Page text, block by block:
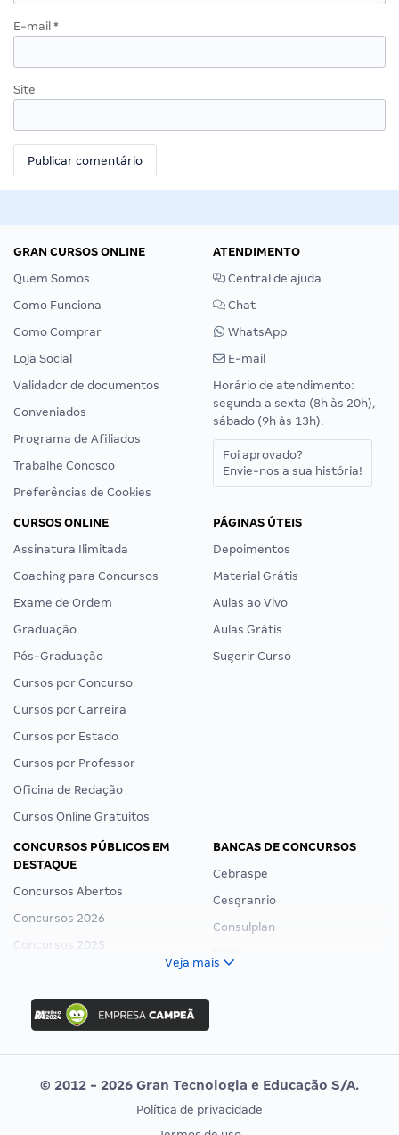
E-mail *
Site
GRAN CURSOS ONLINE
Quem Somos
Como Funciona
Como Comprar
Loja Social
Validador de documentos
Conveniados
Programa de Afiliados
Trabalhe Conosco
Preferências de Cookies
ATENDIMENTO
Central de ajuda
Chat
WhatsApp
E-mail
Horário de atendimento:
segunda a sexta (8h às 20h),
sábado (9h às 13h).
Foi aprovado?
Envie-nos a sua história!
CURSOS ONLINE
Assinatura Ilimitada
Coaching para Concursos
Exame de Ordem
Graduação
Pós-Graduação
Cursos por Concurso
Cursos por Carreira
Cursos por Estado
Cursos por Professor
Oficina de Redação
Cursos Online Gratuitos
PÁGINAS ÚTEIS
Depoimentos
Material Grátis
Aulas ao Vivo
Aulas Grátis
Sugerir Curso
CONCURSOS PÚBLICOS EM
DESTAQUE
Concursos Abertos
Concursos 2026
Concursos 2025
Concurso Ibama
Concurso MPU
Editais publicados
BANCAS DE CONCURSOS
Cebraspe
Cesgranrio
Consulplan
Vunesp
CONCURSOS POR PROFISSÃO EXAME DE ORDEM
Veja mais
© 2012 - 2026 Gran Tecnologia e Educação S/A.
Política de privacidade